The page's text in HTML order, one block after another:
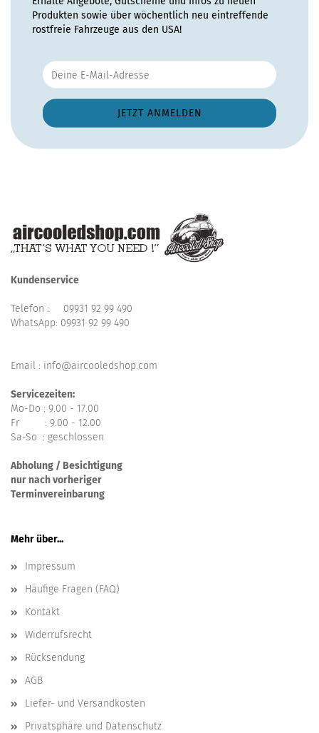
Produkten sowie über wöchentlich neu eintreffende
rostfreie Fahrzeuge aus den USA!
Kundenservice
Telefon : 09931 92 99 490
WhatsApp: 09931 92 99 490
Email : info@aircooledshop.com
Servicezeiten:
Mo-Do : 9.00 - 17.00
Fr : 9.00 - 12.00
Sa-So : geschlossen
Abholung / Besichtigung
nur nach vorheriger
Terminvereinbarung
Mehr über...
Impressum
Häufige Fragen (FAQ)
Kontakt
Widerrufsrecht
Rücksendung
AGB
Liefer- und Versandkosten
Privatsphäre und Datenschutz